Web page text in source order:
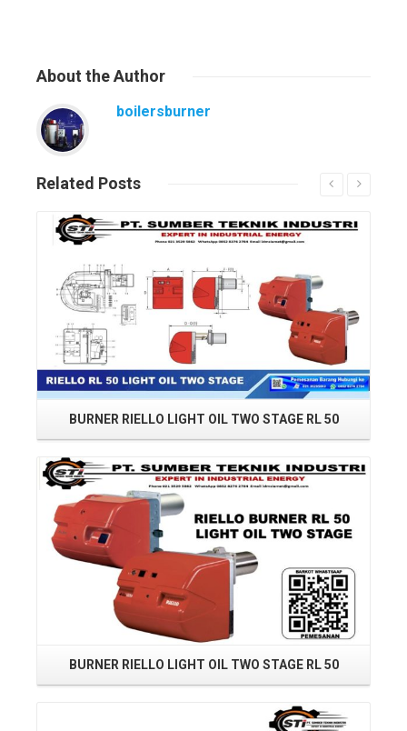
About the Author
boilersburner
Related Posts
BURNER RIELLO LIGHT OIL TWO STAGE RL 50
BURNER RIELLO LIGHT OIL TWO STAGE RL 50